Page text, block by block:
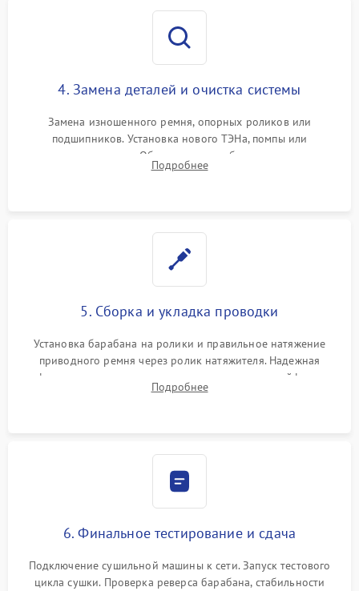
4. Замена деталей и очистка системы
Замена изношенного ремня, опорных роликов или
подшипников. Установка нового ТЭНа, помпы или
термодатчиков. Обязательная глубокая очистка
конденсатора, крыльчатки вентилятора и воздуховодов от
Подробнее
5. Сборка и укладка проводки
Установка барабана на ролики и правильное натяжение
приводного ремня через ролик натяжителя. Надежная
фиксация всех узлов, подключение клемм и шлейфов к
модулю управления. Монтаж корпусных панелей, люка и
Подробнее
6. Финальное тестирование и сдача
Подключение сушильной машины к сети. Запуск тестового
цикла сушки. Проверка реверса барабана, стабильности